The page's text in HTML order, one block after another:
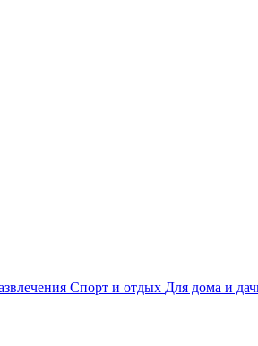
Спорт и отдых Для дома и